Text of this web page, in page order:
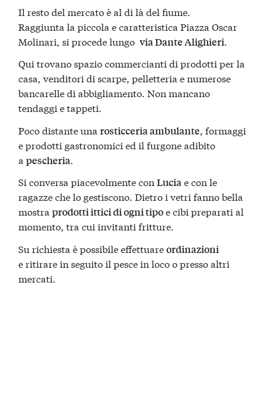
Il resto del mercato è al di là del fiume.
Raggiunta la piccola e caratteristica Piazza Oscar
Molinari, si procede lungovia Dante Alighieri.
Qui trovano spazio commercianti di prodotti per la
casa, venditori di scarpe, pelletteria e numerose
bancarelle di abbigliamento. Non mancano
tendaggi e tappeti.
Poco distante unarosticceria ambulante, formaggi
e prodotti gastronomici ed il furgone adibito
apescheria.
Si conversa piacevolmente conLuciae con le
ragazze che lo gestiscono. Dietro i vetri fanno bella
mostraprodotti ittici di ogni tipoe cibi preparati al
momento, tra cui invitanti fritture.
Su richiesta è possibile effettuareordinazioni
e ritirare in seguito il pesce in loco o presso altri
mercati.